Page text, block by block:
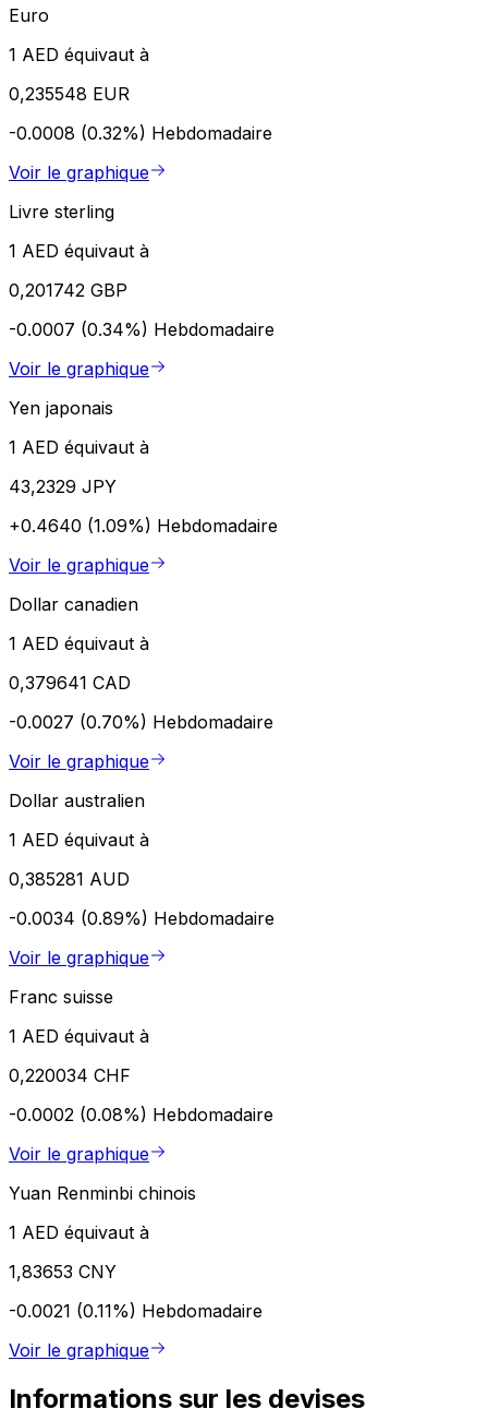
Euro
1 AED équivaut à
0,235548 EUR
-0.0008 (0.32%) Hebdomadaire
Voir le graphique
Livre sterling
1 AED équivaut à
0,201742 GBP
-0.0007 (0.34%) Hebdomadaire
Voir le graphique
Yen japonais
1 AED équivaut à
43,2329 JPY
+0.4640 (1.09%) Hebdomadaire
Voir le graphique
Dollar canadien
1 AED équivaut à
0,379641 CAD
-0.0027 (0.70%) Hebdomadaire
Voir le graphique
Dollar australien
1 AED équivaut à
0,385281 AUD
-0.0034 (0.89%) Hebdomadaire
Voir le graphique
Franc suisse
1 AED équivaut à
0,220034 CHF
-0.0002 (0.08%) Hebdomadaire
Voir le graphique
Yuan Renminbi chinois
1 AED équivaut à
1,83653 CNY
-0.0021 (0.11%) Hebdomadaire
Voir le graphique
Informations sur les devises